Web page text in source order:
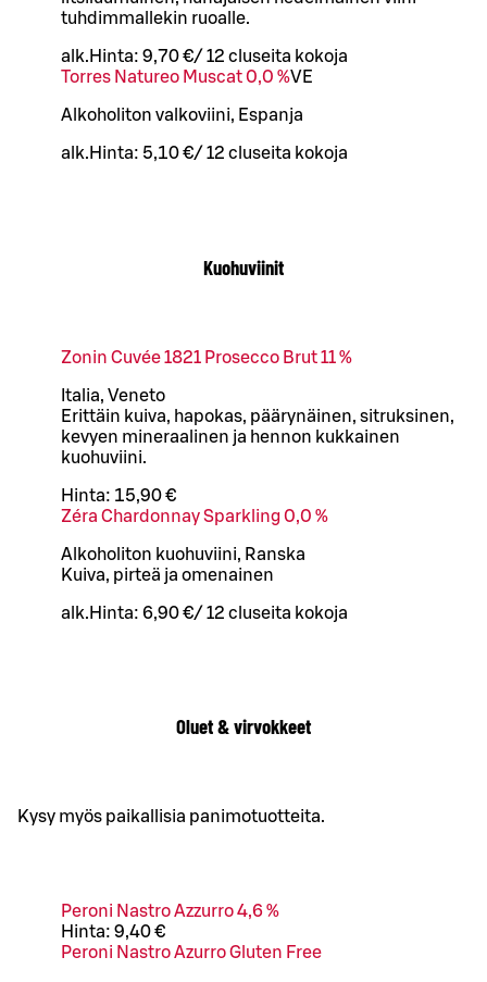
tuhdimmallekin ruoalle.
alk. Hinta: 9,70 €/ 12 cl useita kokoja
Torres Natureo Muscat 0,0 %VE
Alkoholiton valkoviini, Espanja
alk. Hinta: 5,10 €/ 12 cl useita kokoja
Kuohuviinit
Zonin Cuvée 1821 Prosecco Brut 11 %
Italia, Veneto
Erittäin kuiva, hapokas, päärynäinen, sitruksinen,
kevyen mineraalinen ja hennon kukkainen
kuohuviini.
Hinta: 15,90 €
Zéra Chardonnay Sparkling 0,0 %
Alkoholiton kuohuviini, Ranska
Kuiva, pirteä ja omenainen
alk. Hinta: 6,90 €/ 12 cl useita kokoja
Oluet & virvokkeet
Kysy myös paikallisia panimotuotteita.
Peroni Nastro Azzurro 4,6 %
Hinta: 9,40 €
Peroni Nastro Azurro Gluten Free